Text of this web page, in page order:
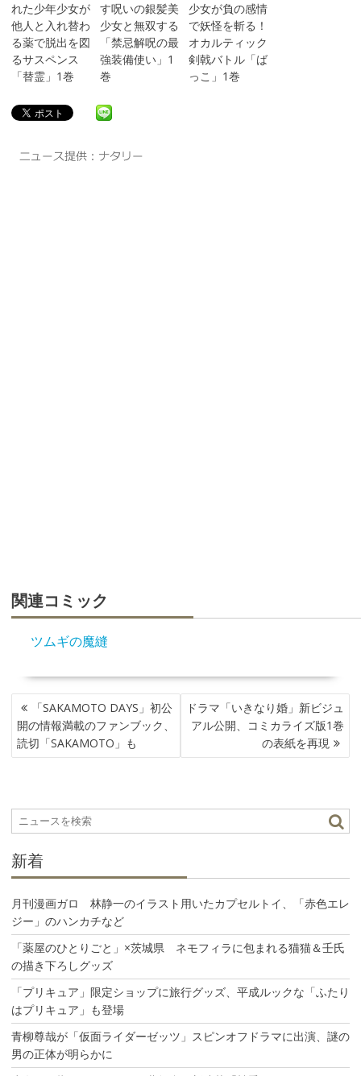
れた少年少女が
他人と入れ替わ
る薬で脱出を図
るサスペンス
「替霊」1巻
す呪いの銀髪美
少女と無双する
「禁忌解呪の最
強装備使い」1
巻
少女が負の感情
で妖怪を斬る！
オカルティック
剣戟バトル「ば
っこ」1巻
関連コミック
ツムギの魔縫
投
稿
ナ
ビ
シ
ョ
「SAKAMOTO DAYS」初公
開の情報満載のファンブック、
読切「SAKAMOTO」も
ドラマ「いきなり婚」新ビジュ
アル公開、コミカライズ版1巻
の表紙を再現
新着
月刊漫画ガロ 林静一のイラスト用いたカプセルトイ、「赤色エレ
ジー」のハンカチなど
「薬屋のひとりごと」×茨城県 ネモフィラに包まれる猫猫＆壬氏
の描き下ろしグッズ
「プリキュア」限定ショップに旅行グッズ、平成ルックな「ふたり
はプリキュア」も登場
青柳尊哉が「仮面ライダーゼッツ」スピンオフドラマに出演、謎の
男の正体が明らかに